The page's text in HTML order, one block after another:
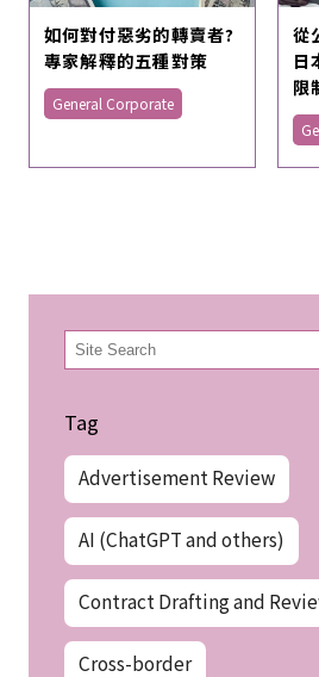
如何對付惡劣的轉賣者?
專家解釋的五種對策
General Corporate
從
日
限
検
索
Tag
Advertisement Review
AI (ChatGPT and others)
Contract Drafting and
Cross-border